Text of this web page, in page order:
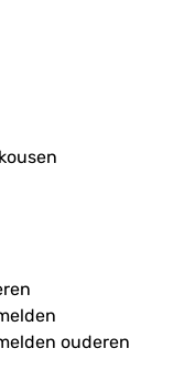
ouderen